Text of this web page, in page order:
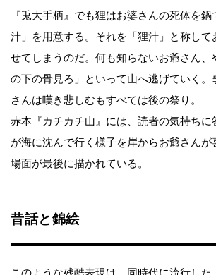
『兎大手柄』でも狸はお婆さんの死体を
汁」を用意する。それを「狸汁」と称して
せてしまうのだ。何も知らないお爺さん、
の下の骨見ろ」といって山へ逃げていく。
さんは嘆き悲しむもすべては後の祭り。
赤本『カチカチ山』には、読者の気持ちに
が海に沈んで行く様子を岸からお爺さんが
場面が最後に描かれている。
昔話と錦絵